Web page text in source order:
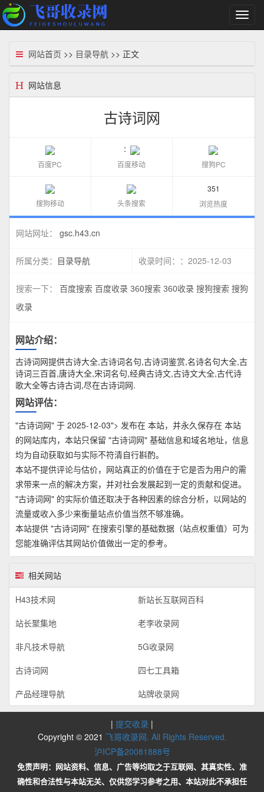
切
换
网站首页 >> 目录导航 >> 正文
网站信息
古诗词网
百度PC
：
百度移动
搜狗PC
搜狗移动 头条搜索
351
浏览热度
网站网址： gsc.h43.cn
所属分类： 目录导航 收录时间： ：2025-12-03
搜索一下： 百度搜索 百度收录 360搜索 360收录 搜狗搜索 搜狗
收录
网站介绍：
古诗词网提供古诗大全,古诗词名句,古诗词鉴赏,名诗名句大全,古
诗词三百首,唐诗大全,宋词名句,经典古诗文,古诗文大全,古代诗
歌大全等古诗古词,尽在古诗词网.
网站评估：
"古诗词网" 于 2025-12-03"> 发布在 本站，并永久保存在 本站
的网站库内，本站只保留 "古诗词网" 基础信息和域名地址，信息
均为自动获取如与实际不符清自行斟酌。
本站不提供评论与估价，网站真正的价值在于它是否为用户的需
求带来一点的解决方案，并对社会发展起到一定的贡献和促进。
"古诗词网" 的实际价值还取决于各种因素的综合分析，以网站的
流量或收入多少来衡量站点价值当然不够准确。
本站提供 "古诗词网" 在搜索引擎的基础数据（站点权重值）可为
您能准确评估其网站价值做出一定的参考。
相关网站
H43技术网
新站长互联网百科
站长聚集地
老李收录网
非凡技术导航
5G收录网
古诗词网
四七工具箱
产品经理导航
站牌收录网
| 提交收录 |
Copyright © 2021 飞哥收录网. All Rights Reserved.
沪ICP备20081888号
免责声明：网站资料、信息、广告等均取之于互联网、其真实性、准
确性和合法性与本站无关、仅供您学习参考之用、本站对此不承担任